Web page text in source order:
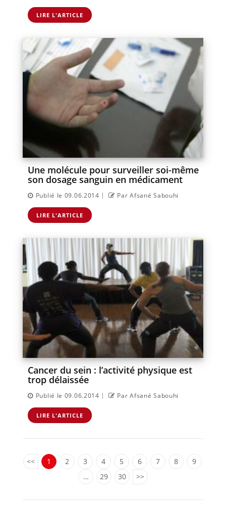
LIRE L'ARTICLE
Une molécule pour surveiller soi-même
son dosage sanguin en médicament
Publié le 09.06.2014 | Par Afsané Sabouhi
LIRE L'ARTICLE
Cancer du sein : l’activité physique est
trop délaissée
Publié le 09.06.2014 | Par Afsané Sabouhi
LIRE L'ARTICLE
<< 1 2 3 4 5 6 7 8
9
…
29 30 >>